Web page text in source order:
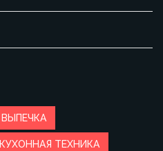
ВЫПЕЧКА
КУХОННАЯ ТЕХНИКА